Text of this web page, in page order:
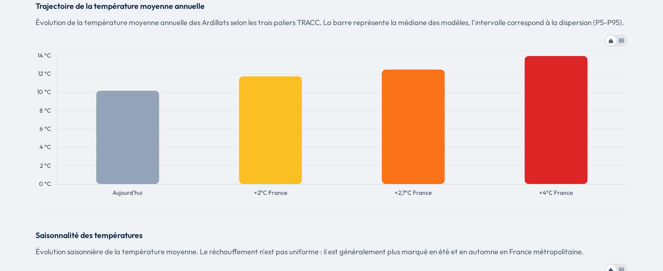
Trajectoire de la température moyenne annuelle
Évolution de la température moyenne annuelle des Ardillats selon les trois paliers TRACC. La barre représente la médiane des modèles, l'intervalle correspond à la dispersion (P5-P95).
Saisonnalité des températures
Évolution saisonnière de la température moyenne. Le réchauffement n'est pas uniforme : il est généralement plus marqué en été et en automne en France métropolitaine.